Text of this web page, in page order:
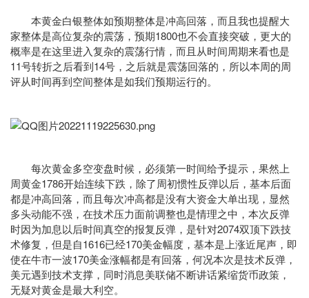
本黄金白银整体如预期整体是冲高回落，而且我也提醒大
家整体是高位复杂的震荡，预期1800也不会直接突破，更大的
概率是在这里进入复杂的震荡行情，而且从时间周期来看也是
11号转折之后看到14号，之后就是震荡回落的，所以本周的周
评从时间再到空间整体是如我们预期运行的。
每次黄金多空变盘时候，必须第一时间给予提示，果然上
周黄金1786开始连续下跌，除了周初惯性反弹以后，基本后面
都是冲高回落，而且每次冲高都是没有大资金大单出现，显然
多头动能不强，在技术压力面前调整也是情理之中，本次反弹
时因为加息以后时间真空的报复反弹，是针对2074双顶下跌技
术修复，但是自1616已经170美金幅度，基本是上涨近尾声，即
使在牛市一波170美金涨幅都是有回落，何况本次是技术反弹，
美元遇到技术支撑，同时消息美联储不断讲话紧缩货币政策，
无疑对黄金是最大利空。